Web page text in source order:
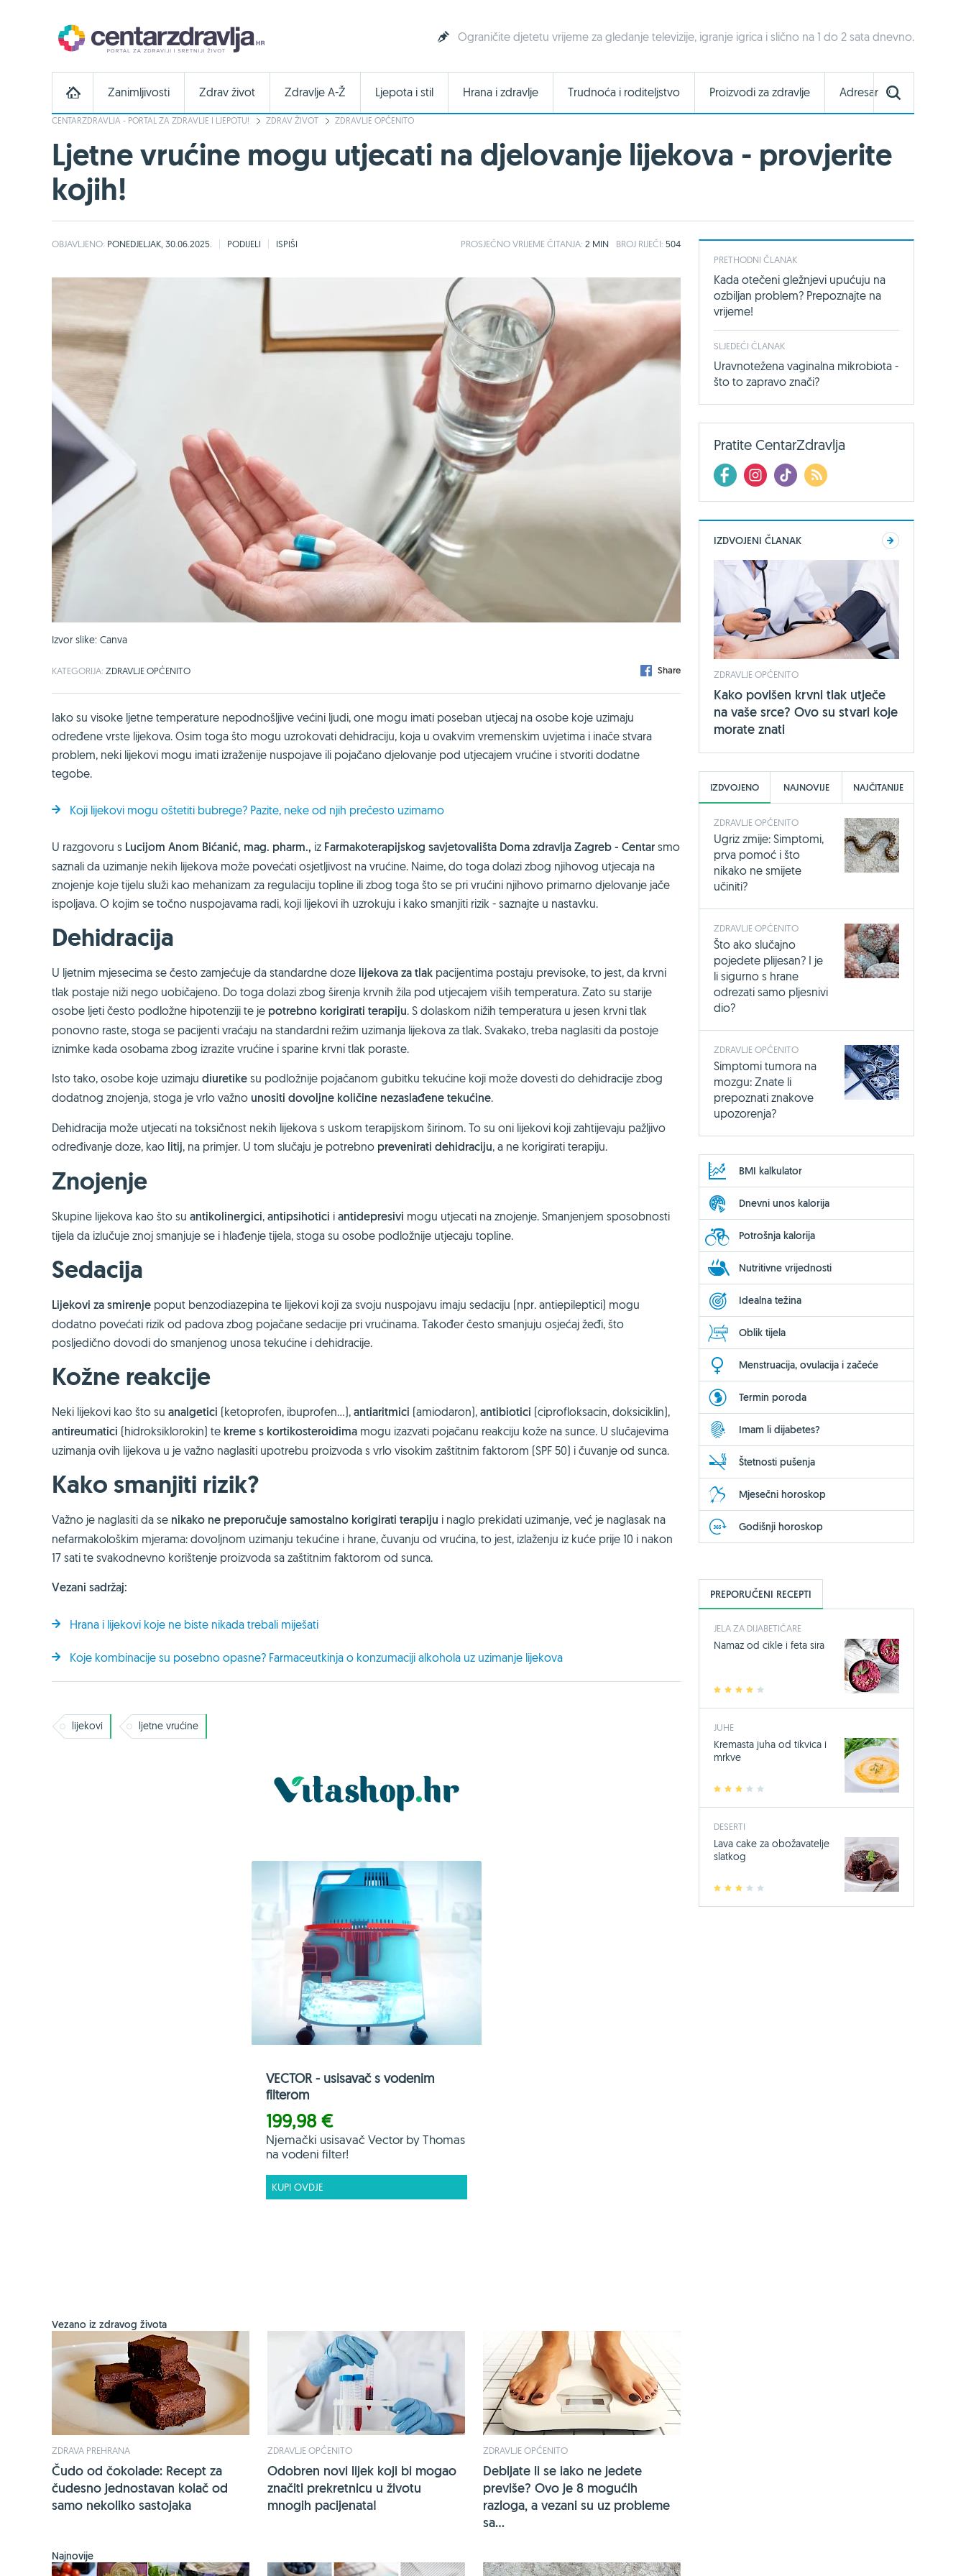
Ograničite djetetu vrijeme za gledanje televizije, igranje igrica i slično na 1 do 2 sata dnevno.
Zanimljivosti Zdrav život Zdravlje A-Ž Ljepota i stil Hrana i zdravlje Trudnoća i roditeljstvo Proizvodi za zdravlje Adresar
CENTARZDRAVLJA - PORTAL ZA ZDRAVLJE I LJEPOTU! ZDRAV ŽIVOT ZDRAVLJE OPĆENITO
Ljetne vrućine mogu utjecati na djelovanje lijekova - provjerite
kojih!
OBJAVLJENO: PONEDJELJAK, 30.06.2025. PODIJELI ISPIŠI PROSJEČNOVRIJEME ČITANJA: 2 MIN BROJ RIJEČI: 504
Izvor slike: Canva
KATEGORIJA: ZDRAVLJE OPĆENITO Share
Iako su visoke ljetne temperature nepodnošljive većini ljudi, one mogu imati poseban utjecaj na osobe koje uzimaju
određene vrste lijekova. Osim toga što mogu uzrokovati dehidraciju, koja u ovakvim vremenskim uvjetima i inače stvara
problem, neki lijekovi mogu imati izraženije nuspojave ili pojačano djelovanje pod utjecajem vrućine i stvoriti dodatne
tegobe.
Koji lijekovi mogu oštetiti bubrege? Pazite, neke od njih prečesto uzimamo
U razgovoru s Lucijom Anom Bićanić, mag. pharm., iz Farmakoterapijskog savjetovališta Doma zdravlja Zagreb - Centar smo
saznali da uzimanje nekih lijekova može povećati osjetljivost na vrućine. Naime, do toga dolazi zbog njihovog utjecaja na
znojenje koje tijelu služi kao mehanizam za regulaciju topline ili zbog toga što se pri vrućini njihovo primarno djelovanje jače
ispoljava. O kojim se točno nuspojavama radi, koji lijekovi ih uzrokuju i kako smanjiti rizik - saznajte u nastavku.
Dehidracija
U ljetnim mjesecima se često zamjećuje da standardne doze lijekova za tlak pacijentima postaju previsoke, to jest, da krvni
tlak postaje niži nego uobičajeno. Do toga dolazi zbog širenja krvnih žila pod utjecajem viših temperatura. Zato su starije
osobe ljeti često podložne hipotenziji te je potrebno korigirati terapiju. S dolaskom nižih temperatura u jesen krvni tlak
ponovno raste, stoga se pacijenti vraćaju na standardni režim uzimanja lijekova za tlak. Svakako, treba naglasiti da postoje
iznimke kada osobama zbog izrazite vrućine i sparine krvni tlak poraste.
Isto tako, osobe koje uzimaju diuretike su podložnije pojačanom gubitku tekućine koji može dovesti do dehidracije zbog
dodatnog znojenja, stoga je vrlo važno unositi dovoljne količine nezaslađene tekućine.
Dehidracija može utjecati na toksičnost nekih lijekova s uskom terapijskom širinom. To su oni lijekovi koji zahtijevaju pažljivo
određivanje doze, kao litij, na primjer. U tom slučaju je potrebno prevenirati dehidraciju, a ne korigirati terapiju.
Znojenje
Skupine lijekova kao što su antikolinergici, antipsihotici i antidepresivi mogu utjecati na znojenje. Smanjenjem sposobnosti
tijela da izlučuje znoj smanjuje se i hlađenje tijela, stoga su osobe podložnije utjecaju topline.
Sedacija
Lijekovi za smirenje poput benzodiazepina te lijekovi koji za svoju nuspojavu imaju sedaciju (npr. antiepileptici) mogu
dodatno povećati rizik od padova zbog pojačane sedacije pri vrućinama. Također često smanjuju osjećaj žeđi, što
posljedično dovodi do smanjenog unosa tekućine i dehidracije.
Kožne reakcije
Neki lijekovi kao što su analgetici (ketoprofen, ibuprofen...), antiaritmici (amiodaron), antibiotici (ciprofloksacin, doksiciklin),
antireumatici (hidroksiklorokin) te kreme s kortikosteroidima mogu izazvati pojačanu reakciju kože na sunce. U slučajevima
uzimanja ovih lijekova u je važno naglasiti upotrebu proizvoda s vrlo visokim zaštitnim faktorom (SPF 50) i čuvanje od sunca.
Kako smanjiti rizik?
Važno je naglasiti da se nikako ne preporučuje samostalno korigirati terapiju i naglo prekidati uzimanje, već je naglasak na
nefarmakološkim mjerama: dovoljnom uzimanju tekućine i hrane, čuvanju od vrućina, to jest, izlaženju iz kuće prije 10 i nakon
17 sati te svakodnevno korištenje proizvoda sa zaštitnim faktorom od sunca.
Vezani sadržaj:
Hrana i lijekovi koje ne biste nikada trebali miješati
Koje kombinacije su posebno opasne? Farmaceutkinja o konzumaciji alkohola uz uzimanje lijekova
lijekovi ljetne vrućine
VECTOR - usisavač s vodenim
filterom
199,98 €
Njemački usisavač Vector by Thomas
na vodeni filter!
KUPI OVDJE
Vezano iz zdravog života
ZDRAVA PREHRANA
Čudo od čokolade: Recept za
čudesno jednostavan kolač od
samo nekoliko sastojaka
ZDRAVLJE OPĆENITO
Odobren novi lijek koji bi mogao
značiti prekretnicu u životu
mnogih pacijenata!
ZDRAVLJE OPĆENITO
Debljate li se iako ne jedete
previše? Ovo je 8 mogućih
razloga, a vezani su uz probleme
sa...
Najnovije
PRETHODNI ČLANAK
Kada otečeni gležnjevi upućuju na
ozbiljan problem? Prepoznajte na
vrijeme!
SLJEDEĆI ČLANAK
Uravnotežena vaginalna mikrobiota -
što to zapravo znači?
Pratite CentarZdravlja
IZDVOJENI ČLANAK
ZDRAVLJE OPĆENITO
Kako povišen krvni tlak utječe
na vaše srce? Ovo su stvari koje
morate znati
IZDVOJENO NAJNOVIJE NAJČITANIJE
ZDRAVLJE OPĆENITO
Ugriz zmije: Simptomi,
prva pomoć i što
nikako ne smijete
učiniti?
ZDRAVLJE OPĆENITO
Što ako slučajno
pojedete plijesan? I je
li sigurno s hrane
odrezati samo pljesnivi
dio?
ZDRAVLJE OPĆENITO
Simptomi tumora na
mozgu: Znate li
prepoznati znakove
upozorenja?
BMI kalkulator
Dnevni unos kalorija
Potrošnja kalorija
Nutritivne vrijednosti
Idealna težina
Oblik tijela
Menstruacija, ovulacija i začeće
Termin poroda
Imam li dijabetes?
Štetnosti pušenja
Mjesečni horoskop
Godišnji horoskop
PREPORUČENI RECEPTI
JELA ZA DIJABETIČARE
2 3 4
Namaz od cikle i feta sira
JUHE
2 3 4
Kremasta juha od tikvica i
mrkve
DESERTI
2 3 4
Lava cake za obožavatelje
slatkog